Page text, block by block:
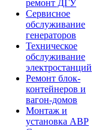
ремонт ДГУ
Сервисное
обслуживание
генераторов
Техническое
обслуживание
электростанций
Ремонт блок-
контейнеров и
вагон-домов
Монтаж и
установка АВР